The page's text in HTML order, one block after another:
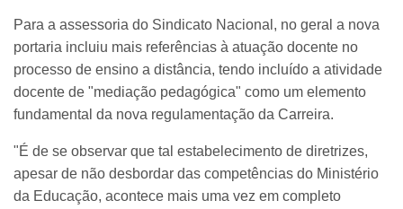
Para a assessoria do Sindicato Nacional, no geral a nova
portaria incluiu mais referências à atuação docente no
processo de ensino a distância, tendo incluído a atividade
docente de "mediação pedagógica" como um elemento
fundamental da nova regulamentação da Carreira.
"É de se observar que tal estabelecimento de diretrizes,
apesar de não desbordar das competências do Ministério
da Educação, acontece mais uma vez em completo